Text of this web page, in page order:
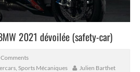
2021 dévoilée (safety-car)
Sports Mécaniques Julien Barthet